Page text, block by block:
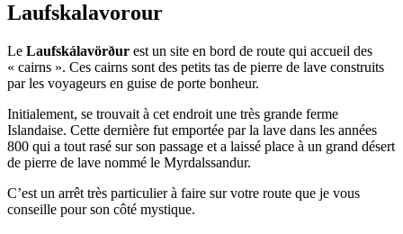
Laufskalavorour
Le Laufskálavörður est un site en bord de route qui accueil des
« cairns ». Ces cairns sont des petits tas de pierre de lave construits
par les voyageurs en guise de porte bonheur.
Initialement, se trouvait à cet endroit une très grande ferme
Islandaise. Cette dernière fut emportée par la lave dans les années
800 qui a tout rasé sur son passage et a laissé place à un grand désert
de pierre de lave nommé le Myrdalssandur.
C’est un arrêt très particulier à faire sur votre route que je vous
conseille pour son côté mystique.